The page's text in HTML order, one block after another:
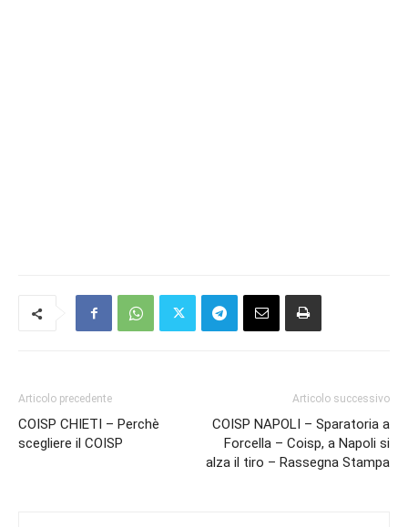
Articolo precedente
COISP CHIETI – Perchè
scegliere il COISP
Articolo successivo
COISP NAPOLI – Sparatoria a
Forcella – Coisp, a Napoli si
alza il tiro – Rassegna Stampa